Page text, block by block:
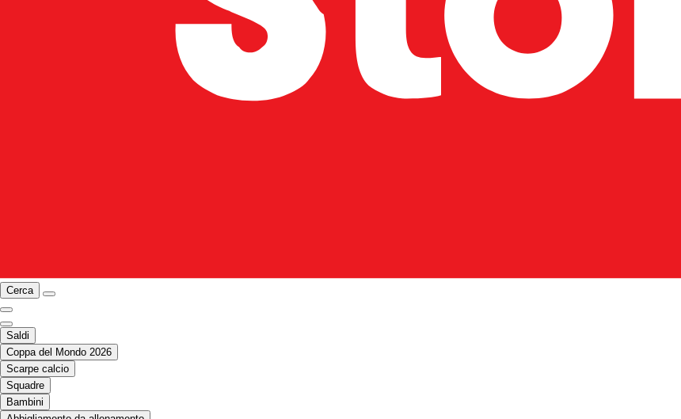
Cerca
Saldi
Coppa del Mondo 2026
Scarpe calcio
Squadre
Bambini